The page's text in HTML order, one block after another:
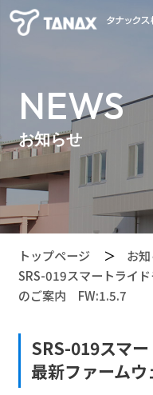
NEWS
お知らせ
トップページ
お
SRS-019スマートライ
のご案内 FW:1.5.7
SRS-019スマ
最新ファーム